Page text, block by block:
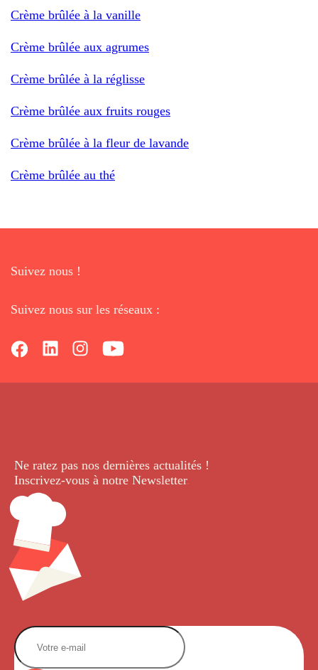
Crème brûlée à la vanille
Crème brûlée aux agrumes
Crème brûlée à la réglisse
Crème brûlée aux fruits rouges
Crème brûlée à la fleur de lavande
Crème brûlée au thé
Suivez nous !
Suivez nous sur les réseaux :
Ne ratez pas nos dernières actualités !
Inscrivez-vous à notre Newsletter.